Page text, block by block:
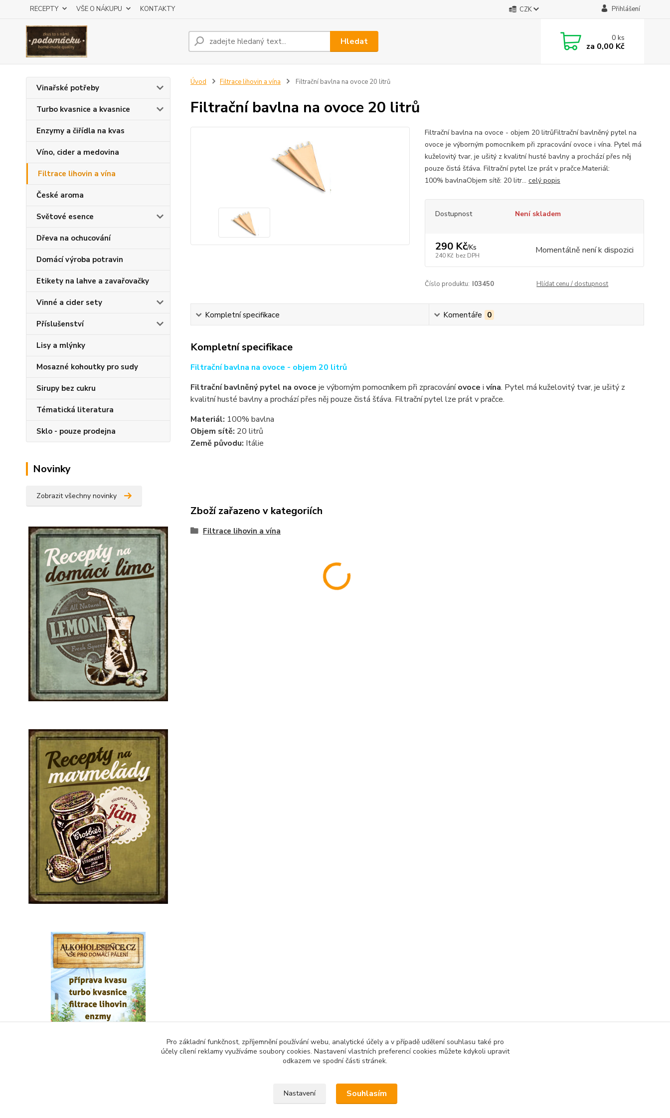
RECEPTY VŠE O NÁKUPU KONTAKTY CZK Přihlášení
Hledat 0ks
za 0,00 Kč
Vinařské potřeby
Turbo kvasnice a kvasnice
Enzymy a čiřídla na kvas
Víno, cider a medovina
Filtrace lihovin a vína
České aroma
Světové esence
Dřeva na ochucování
Domácí výroba potravin
Etikety na lahve a zavařovačky
Vinné a cider sety
Příslušenství
Lisy a mlýnky
Mosazné kohoutky pro sudy
Sirupy bez cukru
Tématická literatura
Sklo - pouze prodejna
Novinky
Zobrazit všechny novinky
Úvod Filtrace lihovin a vína Filtrační bavlna na ovoce 20 litrů
Filtrační bavlna na ovoce 20 litrů
Filtrační bavlna na ovoce - objem 20 litrůFiltrační bavlněný pytel na
ovoce je výborným pomocníkem při zpracování ovoce i vína. Pytel má
kuželovitý tvar, je ušitý z kvalitní husté bavlny a prochází přes něj
pouze čistá šťáva. Filtrační pytel lze prát v pračce.Materiál:
100% bavlnaObjem sítě: 20 litr... celý popis
Dostupnost Není skladem
290 Kč/Ks
240 Kč bez DPH Momentálně není k dispozici
Číslo produktu: I03450 Hlídat cenu / dostupnost
Kompletní specifikace Komentáře 0
Kompletní specifikace
Filtrační bavlna na ovoce - objem 20 litrů
Filtrační bavlněný pytel na ovoce je výborným pomocníkem při zpracováníovoce i vína. Pytel má kuželovitý tvar, je ušitý z
kvalitní husté bavlny a prochází přes něj pouze čistá šťáva. Filtrační pytel lze prát v pračce.
Materiál: 100% bavlna
Objem sítě: 20 litrů
Země původu: Itálie
Zboží zařazeno v kategoriích
Filtrace lihovin a vína
Pro základní funkčnost, zpříjemnění používání webu, analytické účely a v případě udělení souhlasu také pro
účely cílení reklamy využíváme soubory cookies. Nastavení vlastních preferencí cookies můžete kdykoli upravit
odkazem ve spodní části stránek.
Nastavení Souhlasím